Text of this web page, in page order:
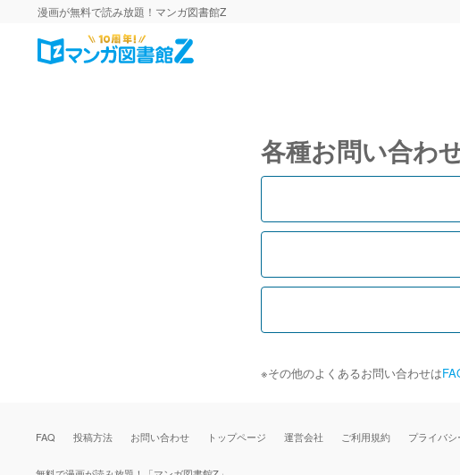
漫画が無料で読み放題！マンガ図書館Z
各種お問い合わ
※その他のよくあるお問い合わせは
FAQ 投稿方法 お問い合わせ トップページ 運営会社 ご利用規約 プライバ